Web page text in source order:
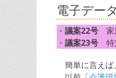
電子デー
・ 議案22号 家
・ 議案23号 特
簡単に言えば